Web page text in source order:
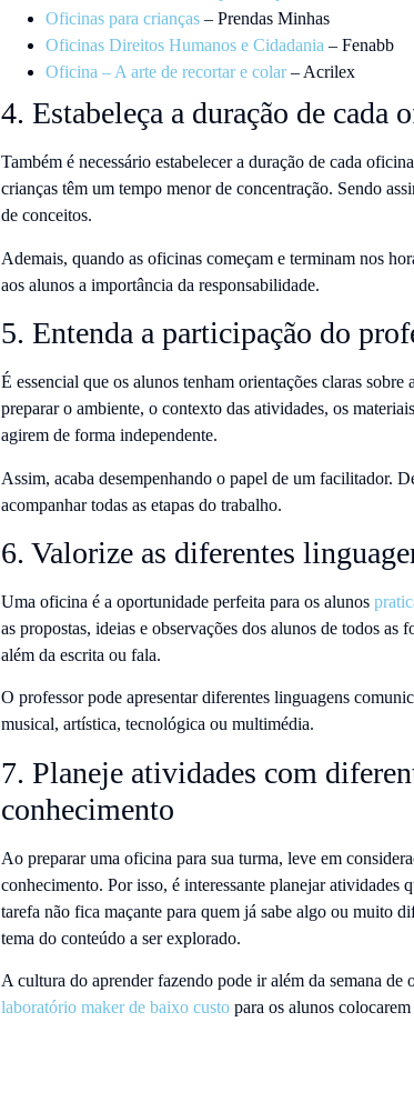
Oficinas para crianças– Prendas Minhas
Oficinas Direitos Humanos e Cidadania– Fenabb
Oficina – A arte de recortar e colar– Acrilex
4. Estabeleça a duração de cada
Também é necessário estabelecer a duração de cada
crianças têm um tempo menor de concentração. Sendo
de conceitos.
Ademais, quando as oficinas começam e terminam nos
aos alunos a importância da responsabilidade.
5. Entenda a participação do
É essencial que os alunos tenham orientações claras
preparar o ambiente, o contexto das atividades, os
agirem de forma independente.
Assim, acaba desempenhando o papel de um facilitador.
acompanhar todas as etapas do trabalho.
6. Valorize as diferentes
Uma oficina é a oportunidade perfeita para os alunos
as propostas, ideias e observações dos alunos de todos as
além da escrita ou fala.
O professor pode apresentar diferentes linguagens
musical, artística, tecnológica ou multimédia.
7. Planeje atividades com
conhecimento
Ao preparar uma oficina para sua turma, leve em
conhecimento. Por isso, é interessante planejar atividades
tarefa não fica maçante para quem já sabe algo ou muito
tema do conteúdo a ser explorado.
A cultura do aprender fazendo pode ir além da semana de
laboratório maker de baixo custopara os alunos colocarem